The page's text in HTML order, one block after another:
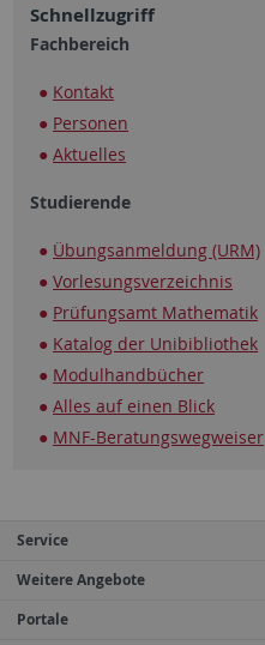
Schnellzugriff
Fachbereich
Kontakt
Personen
Aktuelles
Studierende
Übungsanmeldung (URM)
Vorlesungsverzeichnis
Prüfungsamt Mathematik
Katalog der Unibibliothek
Modulhandbücher
Alles auf einen Blick
MNF-Beratungswegweiser
Service
Weitere Angebote
Portale